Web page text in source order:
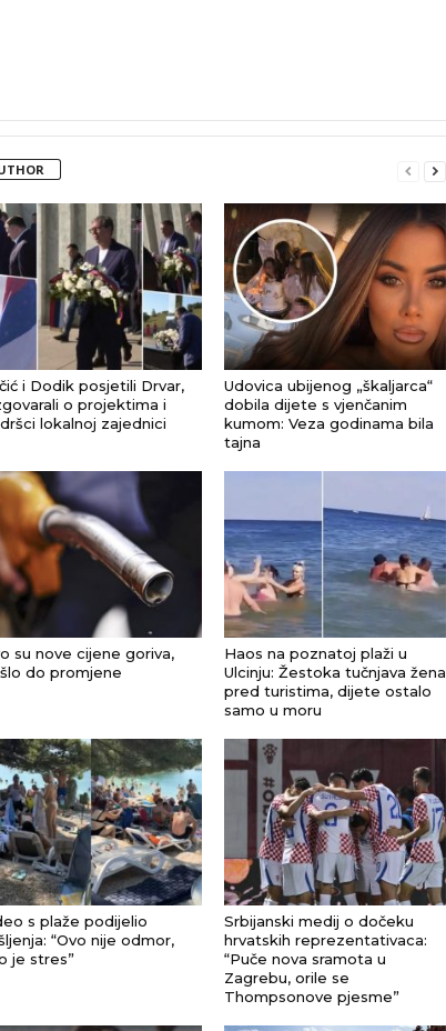
i Dodik posjetili Drvar,
o projektima i
lokalnoj zajednici
Udovica ubijenog „škaljarca“
dobila dijete s vjenčanim
kumom: Veza godinama bila
tajna
su nove cijene goriva,
do promjene
Haos na poznatoj plaži u
Ulcinju: Žestoka tučnjava žena
pred turistima, dijete ostalo
samo u moru
s plaže podijelio
“Ovo nije odmor,
je stres”
Srbijanski medij o dočeku
hrvatskih reprezentativaca:
“Puče nova sramota u
Zagrebu, orile se
Thompsonove pjesme”